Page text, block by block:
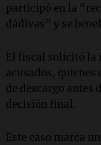
participó en la
dádivas” y se
El fiscal solicitó la
acusados, quienes
de descargo antes
decisión final.
Este caso marca